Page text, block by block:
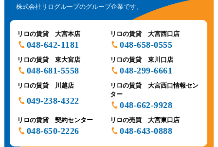
株式会社リログループのグループ企業です。
リロの賃貸 大宮本店
048-642-1181
リロの賃貸 大宮西口店
048-658-0555
リロの賃貸 東大宮店
048-681-5558
リロの賃貸 東川口店
048-299-6661
リロの賃貸 川越店
049-238-4322
リロの賃貸 大宮西口情報セン
ター
048-662-9928
リロの賃貸 契約センター
048-650-2226
リロの売買 大宮東口店
048-643-0888